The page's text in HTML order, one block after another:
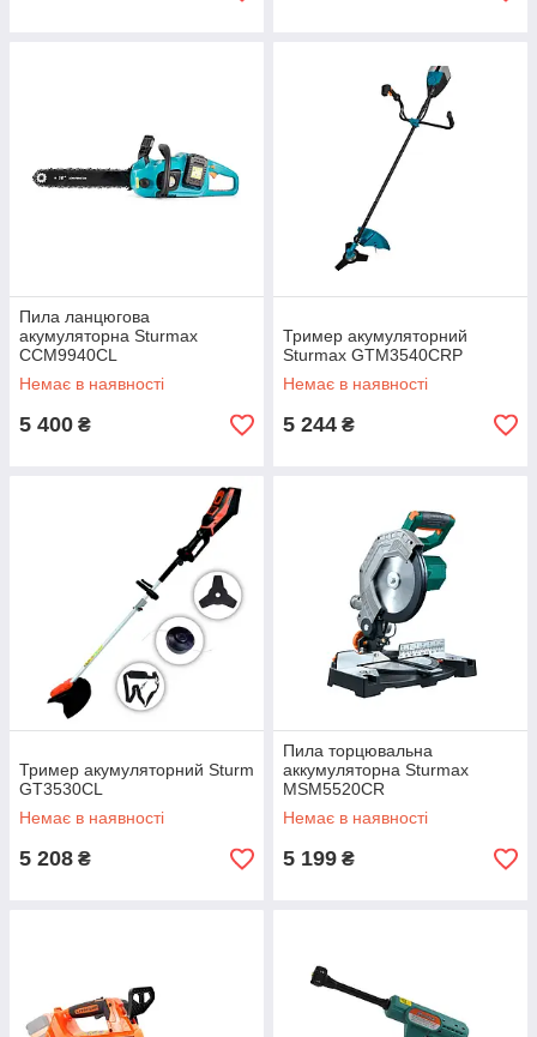
Пила ланцюгова
акумуляторна Sturmax
CCM9940CL
Немає в наявності
5 400 ₴
Тример акумуляторний
Sturmax GTM3540CRP
Немає в наявності
5 244 ₴
Тример акумуляторний Sturm
GT3530CL
Немає в наявності
5 208 ₴
Пила торцювальна
аккумуляторна Sturmax
MSM5520CR
Немає в наявності
5 199 ₴